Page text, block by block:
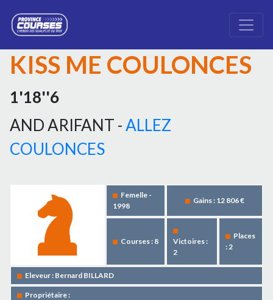
KISS ME COULONCES
1'18''6
AND ARIFANT -ALLEZ
COULONCES
Femelle -
1998
Gains : 12 806 €
Courses : 8
Victoires :
2
Places
: 2
Eleveur : Bernard BILLARD
Propriétaire :